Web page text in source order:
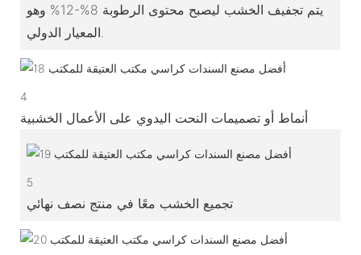
يتم تجفيف الخشب ليصبح محتوى الرطوبة 8%-12% وهو
4
أنماط أو تصميمات النحت اليدوي على الأعمال الخشبية
5
تجميع الخشب معًا في منتج نصف نهائي